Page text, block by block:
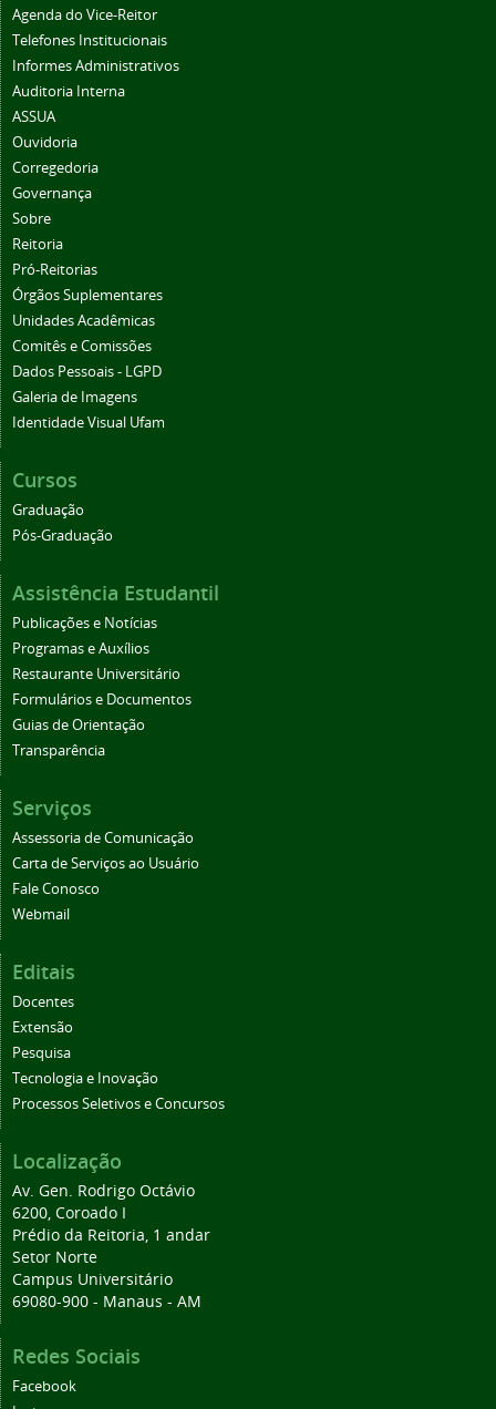
Agenda do Vice-Reitor
Telefones Institucionais
Informes Administrativos
Auditoria Interna
ASSUA
Ouvidoria
Corregedoria
Governança
Sobre
Reitoria
Pró-Reitorias
Órgãos Suplementares
Unidades Acadêmicas
Comitês e Comissões
Dados Pessoais - LGPD
Galeria de Imagens
Identidade Visual Ufam
Cursos
Graduação
Pós-Graduação
Assistência Estudantil
Publicações e Notícias
Programas e Auxílios
Restaurante Universitário
Formulários e Documentos
Guias de Orientação
Transparência
Serviços
Assessoria de Comunicação
Carta de Serviços ao Usuário
Fale Conosco
Webmail
Editais
Docentes
Extensão
Pesquisa
Tecnologia e Inovação
Processos Seletivos e Concursos
Localização
Av. Gen. Rodrigo Octávio
6200, Coroado I
Prédio da Reitoria, 1 andar
Setor Norte
Campus Universitário
69080-900 - Manaus - AM
Redes Sociais
Facebook